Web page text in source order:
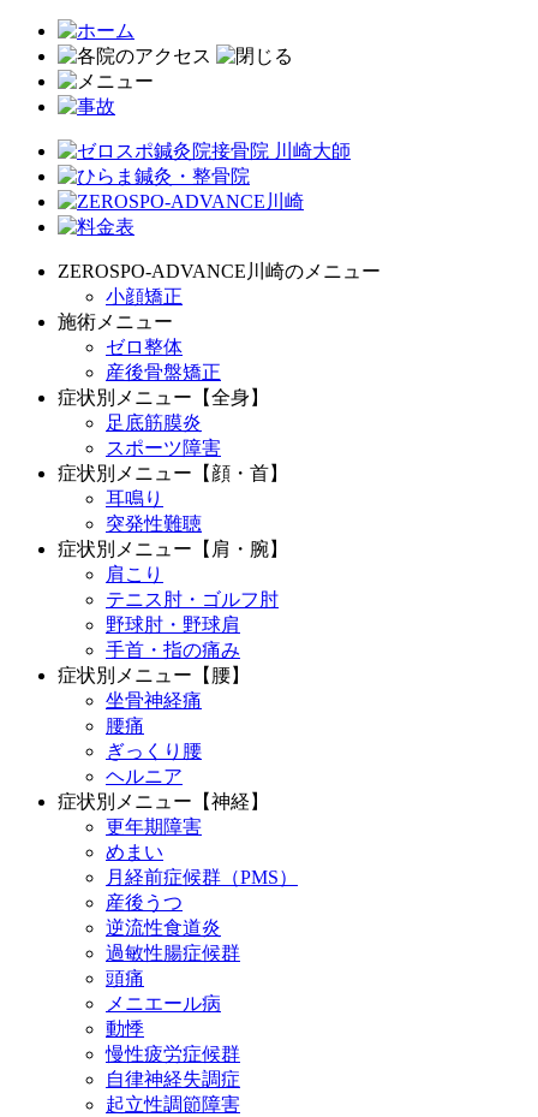
ZEROSPO-ADVANCE川崎のメニュー
小顔矯正
施術メニュー
ゼロ整体
産後骨盤矯正
症状別メニュー【全身】
足底筋膜炎
スポーツ障害
症状別メニュー【顔・首】
耳鳴り
突発性難聴
症状別メニュー【肩・腕】
肩こり
テニス肘・ゴルフ肘
野球肘・野球肩
手首・指の痛み
症状別メニュー【腰】
坐骨神経痛
腰痛
ぎっくり腰
ヘルニア
症状別メニュー【神経】
更年期障害
めまい
月経前症候群（PMS）
産後うつ
逆流性食道炎
過敏性腸症候群
頭痛
メニエール病
動悸
慢性疲労症候群
自律神経失調症
起立性調節障害